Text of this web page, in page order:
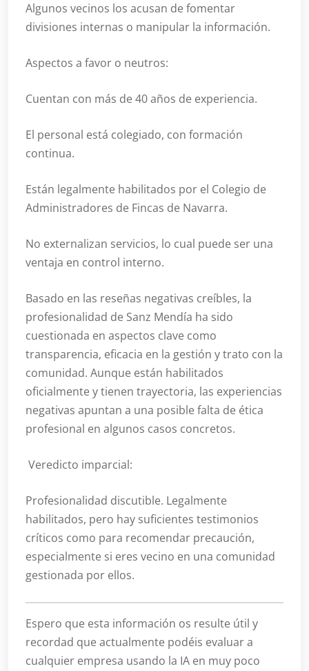
Algunos vecinos los acusan de fomentar
divisiones internas o manipular la información.
Aspectos a favor o neutros:
Cuentan con más de 40 años de experiencia.
El personal está colegiado, con formación
continua.
Están legalmente habilitados por el Colegio de
Administradores de Fincas de Navarra.
No externalizan servicios, lo cual puede ser una
ventaja en control interno.
Basado en las reseñas negativas creíbles, la
profesionalidad de Sanz Mendía ha sido
cuestionada en aspectos clave como
transparencia, eficacia en la gestión y trato con la
comunidad. Aunque están habilitados
oficialmente y tienen trayectoria, las experiencias
negativas apuntan a una posible falta de ética
profesional en algunos casos concretos.
Veredicto imparcial:
Profesionalidad discutible. Legalmente
habilitados, pero hay suficientes testimonios
críticos como para recomendar precaución,
especialmente si eres vecino en una comunidad
gestionada por ellos.
Espero que esta información os resulte útil y
recordad que actualmente podéis evaluar a
cualquier empresa usando la IA en muy poco